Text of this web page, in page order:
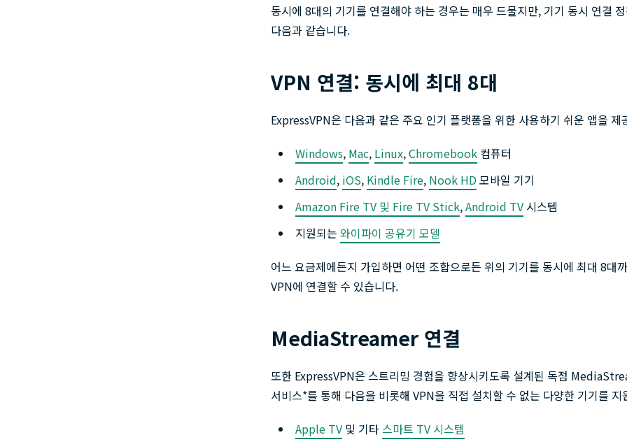
동시에 8대의 기기를 연결해야 하는 경우는 매우 드물지만, 기기 동시 연결
다음과 같습니다.
VPN 연결: 동시에 최대 8대
ExpressVPN은 다음과 같은 주요 인기 플랫폼을 위한 사용하기 쉬운 앱을 제
Windows, Mac, Linux,Chromebook 컴퓨터
Android, iOS, Kindle Fire, Nook HD모바일 기기
Amazon Fire TV 및 Fire TV Stick,Android TV 시스템
지원되는 와이파이 공유기 모델
어느 요금제에든지 가입하면 어떤 조합으로든 위의 기기를 동시에 최대 8대
VPN에 연결할 수 있습니다.
MediaStreamer 연결
또한 ExpressVPN은 스트리밍 경험을 향상시키도록 설계된 독점
서비스*를 통해 다음을 비롯해 VPN을 직접 설치할 수 없는 다양한 기기를 지
Apple TV 및 기타스마트 TV 시스템